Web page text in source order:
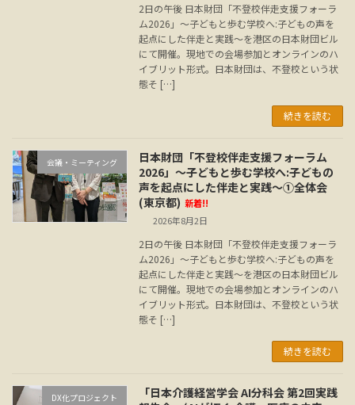
2日の午後 日本財団「不登校伴走支援フォーラ
ム2026」～子どもと歩む学校へ:子どもの声を
起点にした伴走と実践～を港区の日本財団ビル
にて開催。現地での会場参加とオンラインのハ
イブリット形式。日本財団は、不登校という状
態そ […]
続きを読む
会議・ミーティング
日本財団「不登校伴走支援フォーラム
2026」～子どもと歩む学校へ:子どもの
声を起点にした伴走と実践～①全体会
(東京都) 新着!!
2026年8月2日
2日の午後 日本財団「不登校伴走支援フォーラ
ム2026」～子どもと歩む学校へ:子どもの声を
起点にした伴走と実践～を港区の日本財団ビル
にて開催。現地での会場参加とオンラインのハ
イブリット形式。日本財団は、不登校という状
態そ […]
続きを読む
DX化プロジェクト
「日本介護経営学会 AI分科会 第2回実践